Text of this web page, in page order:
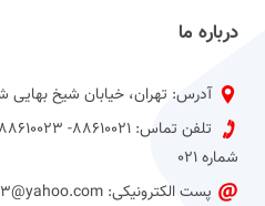
درباره ما
آدرس: تهران، خیابان شیخ بهایی
شماره 021
پست الکترونیکی: jahan1383@yahoo.com